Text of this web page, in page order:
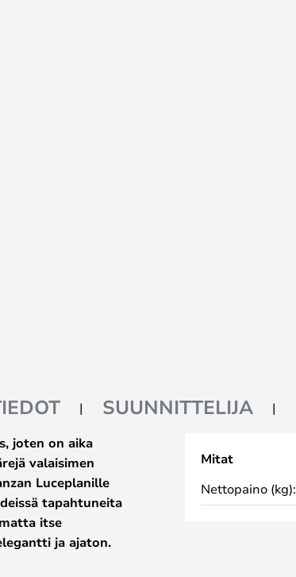
SUUNNITTELIJA
joten on aika
valaisimen
Luceplanille
tapahtuneita
itse
ja ajaton.
materiaaleja
Mitat
Nettopaino (kg):